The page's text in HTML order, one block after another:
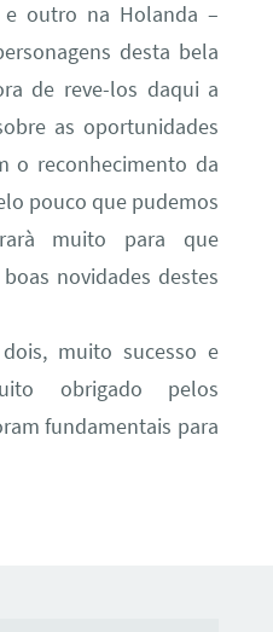
outro na Holanda –
desta bela
de reve-los daqui a
as oportunidades
o reconhecimento da
pouco que pudemos
muito para que
novidades destes
muito sucesso e
obrigado pelos
fundamentais para